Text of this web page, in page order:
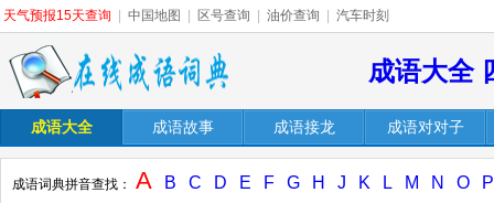
天气预报15天查询 中国地图 区号查询 油价查询 汽车时刻
成语大全
成语大全 成语故事 成语接龙 成语对对子
成语词典拼音查找： A B C D E F G H J K L M N O P